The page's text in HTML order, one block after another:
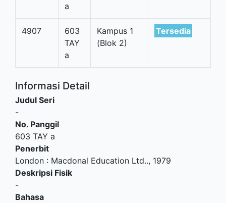
a
4907
603
TAY
a
Kampus 1
(Blok 2)
Tersedia
Informasi Detail
Judul Seri
-
No. Panggil
603 TAY a
Penerbit
London : Macdonal Education Ltd.., 1979
Deskripsi Fisik
-
Bahasa